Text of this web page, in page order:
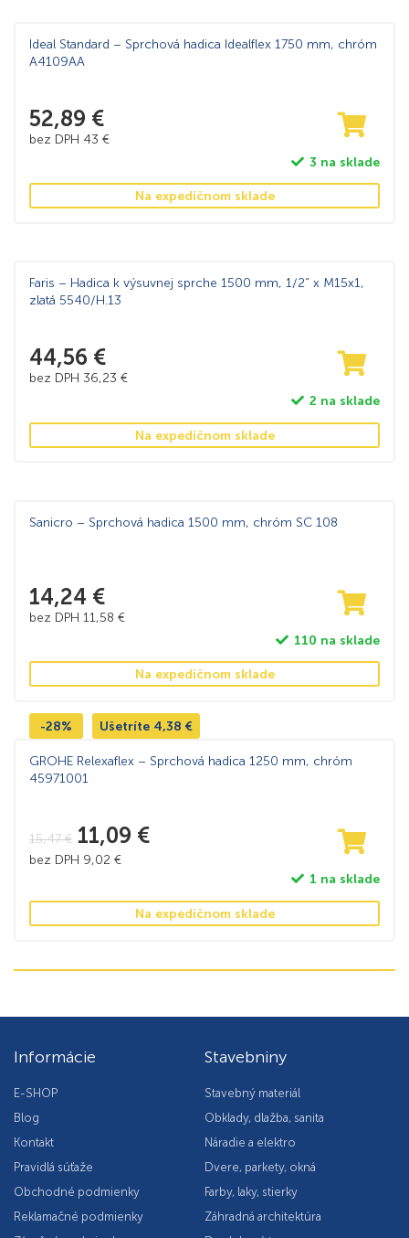
Ideal Standard – Sprchová hadica Idealﬂex 1750 mm, chróm
A4109AA
52,89 €
bez DPH 43 €
3 na sklade
Na expedičnom sklade
Faris – Hadica k výsuvnej sprche 1500 mm, 1/2“ x M15x1,
zlatá 5540/H.13
44,56 €
bez DPH 36,23 €
2 na sklade
Na expedičnom sklade
Sanicro – Sprchová hadica 1500 mm, chróm SC 108
14,24 €
bez DPH 11,58 €
110 na sklade
Na expedičnom sklade
-28% Ušetríte 4,38 €
GROHE Relexaflex – Sprchová hadica 1250 mm, chróm
45971001
15,47€ 11,09 €
bez DPH 9,02 €
1 na sklade
Na expedičnom sklade
Informácie
E-SHOP
Blog
Kontakt
Pravidlá súťaže
Obchodné podmienky
Reklamačné podmienky
Stavebniny
Stavebný materiál
Obklady, dlažba, sanita
Náradie a elektro
Dvere, parkety, okná
Farby, laky, stierky
Záhradná architektúra